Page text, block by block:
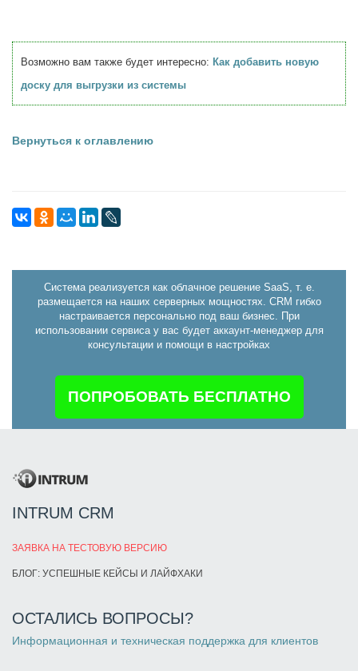
Возможно вам также будет интересно: Как добавить новую
доску для выгрузки из системы
Вернуться к оглавлению
Система реализуется как облачное решение SaaS, т. е.
размещается на наших серверных мощностях. CRM гибко
настраивается персонально под ваш бизнес. При
использовании сервиса у вас будет аккаунт-менеджер для
консультации и помощи в настройках
ПОПРОБОВАТЬ БЕСПЛАТНО
INTRUM CRM
ЗАЯВКА НА ТЕСТОВУЮ ВЕРСИЮ
БЛОГ: УСПЕШНЫЕ КЕЙСЫ И ЛАЙФХАКИ
ОСТАЛИСЬ ВОПРОСЫ?
Информационная и техническая поддержка для клиентов